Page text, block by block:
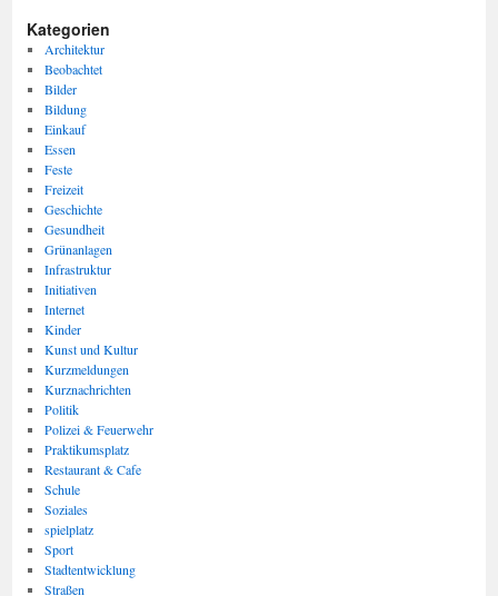
Kategorien
Architektur
Beobachtet
Bilder
Bildung
Einkauf
Essen
Feste
Freizeit
Geschichte
Gesundheit
Grünanlagen
Infrastruktur
Initiativen
Internet
Kinder
Kunst und Kultur
Kurzmeldungen
Kurznachrichten
Politik
Polizei & Feuerwehr
Praktikumsplatz
Restaurant & Cafe
Schule
Soziales
spielplatz
Sport
Stadtentwicklung
Straßen